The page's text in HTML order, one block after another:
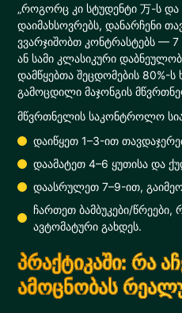
„როგორც კი სტუდენტი 万-ს
დაიმახსოვრებს, დანარჩენი
ვვარჯიშობთ კონტრასტებს —
ან სამი კლასიკური
დამწყებთა შეცდომების 80%-ს
გამოცდილი მაჯონგის
მწვრთნელის საკონტროლო
დაიწყეთ 1–3-ით
დაამატეთ 4–6 ყუთისა და
დაასრულეთ 7–9-ით,
ჩართეთ ბამბუკები/წრეები,
ავტომატური გახდეს.
პრაქტიკაში: რა
ამოცნობას